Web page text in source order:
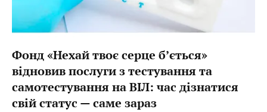
Фонд «Нехай твоє серце б’ється»
відновив послуги з тестування та
самотестування на ВІЛ: час дізнатися
свій статус — саме зараз